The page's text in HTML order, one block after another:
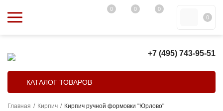
0 0
0
0
+7 (495) 743-95-51
КАТАЛОГ ТОВАРОВ
Главная / Кирпич / Кирпич ручной формовки "Юрлово"